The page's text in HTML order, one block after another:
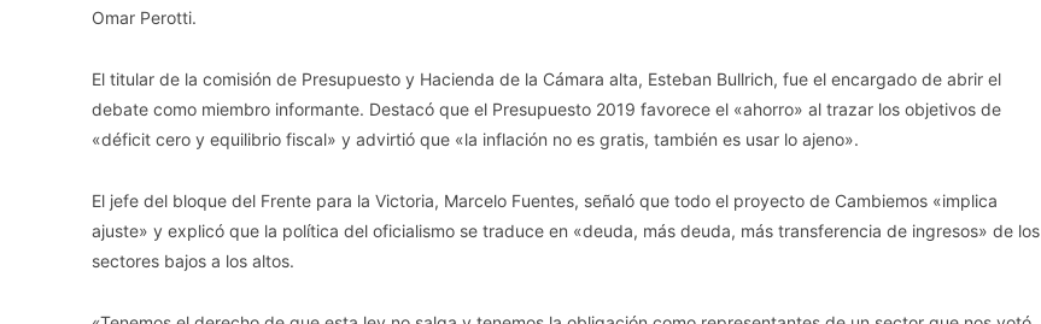
Omar Perotti.
El titular de la comisión de Presupuesto y Hacienda de la Cámara alta, Esteban Bullrich, fue el encargado de abrir el
debate como miembro informante. Destacó que el Presupuesto 2019 favorece el «ahorro» al trazar los objetivos de
«déficit cero y equilibrio fiscal» y advirtió que «la inflación no es gratis, también es usar lo ajeno».
El jefe del bloque del Frente para la Victoria, Marcelo Fuentes, señaló que todo el proyecto de Cambiemos «implica
ajuste» y explicó que la política del oficialismo se traduce en «deuda, más deuda, más transferencia de ingresos» de los
sectores bajos a los altos.